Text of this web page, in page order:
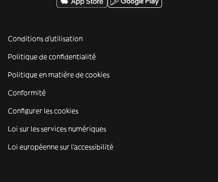
Conditions d'utilisation
Politique de confidentialité
Politique en matière de cookies
Conformité
Configurer les cookies
Loi sur les services numériques
Loi européenne sur l’accessibilité